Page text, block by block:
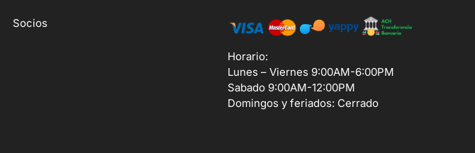
Socios
Horario:
Lunes – Viernes 9:00AM-6:00PM
Sabado 9:00AM-12:00PM
Domingos y feriados: Cerrado